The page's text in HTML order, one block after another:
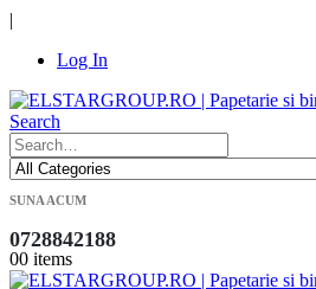
|
Log In
Search
SUNA ACUM
0728842188
00 items